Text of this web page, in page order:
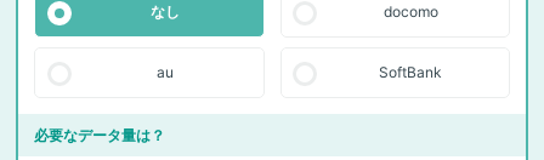
なし docomo
au SoftBank
必要なデータ量は？